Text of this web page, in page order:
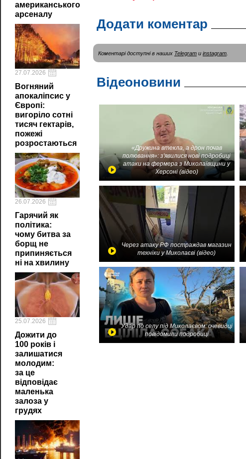
американського
арсеналу
27.07.2026
Вогняний
апокаліпсис у
Європі:
вигоріло сотні
тисяч гектарів,
пожежі
розростаються
26.07.2026
Гарячий як
політика:
чому битва за
борщ не
припиняється
ні на хвилину
25.07.2026
Дожити до
100 років і
залишатися
молодим:
за це
відповідає
маленька
залоза у
грудях
Додати коментар
Коментарі доступні в наших Telegram и instagram
Відеоновини
«Дружина втекла, а дрон почав
полювання»: з'явилися нові подробиці
атаки на фермера з Миколаївщини у
Херсоні (відео)
Через атаку РФ постраждав магазин
техніки у Миколаєві (відео)
Удар по селу під Миколаєвом: очевидці
повідомили подробиці